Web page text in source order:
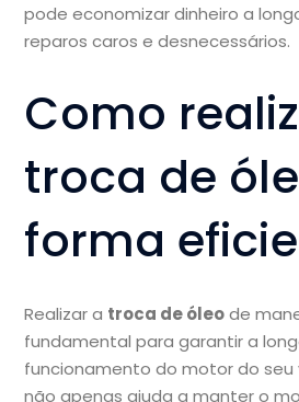
pode economizar dinheiro a
reparos caros e desnecessários.
Como
troca de
forma
Realizar a troca de óleode
fundamental para garantir a
funcionamento do motor do seu
não apenas ajuda a manter o